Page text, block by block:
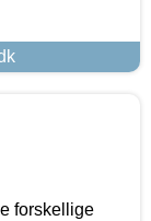
forskellige